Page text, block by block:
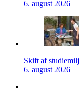
6. august 2026
Skift af
6. august 2026